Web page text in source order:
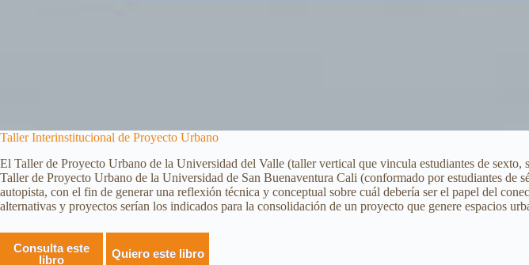
Taller Interinstitucional de Proyecto Urbano
El Taller de Proyecto Urbano de la Universidad del Valle (taller vertical que vincula estudiantes de
Taller de Proyecto Urbano de la Universidad de San Buenaventura Cali (conformado por estudiantes de
autopista, con el fin de generar una reflexión técnica y conceptual sobre cuál debería ser el papel del
alternativas y proyectos serían los indicados para la consolidación de un proyecto que genere espacios
Consulta este
libro
Quiero este libro